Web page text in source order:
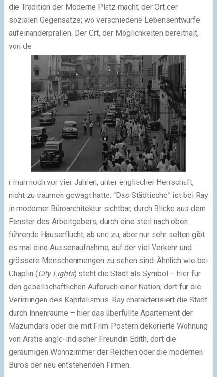
die Tradition der Moderne Platz macht; der Ort der
sozialen Gegensätze; wo verschiedene Lebensentwürfe
aufeinanderprallen. Der Ort, der Möglichkeiten bereithält,
von de
r man noch vor vier Jahren, unter englischer Herrschaft,
nicht zu träumen gewagt hatte. “Das Städtische” ist bei Ray
in moderner Büroarchitektur sichtbar, durch Blicke aus dem
Fenster des Arbeitgebers, durch eine steil nach oben
führende Häuserflucht; ab und zu, aber nur sehr selten gibt
es mal eine Aussenaufnahme, auf der viel Verkehr und
grössere Menschenmengen zu sehen sind. Ähnlich wie bei
Chaplin (City Lights) steht die Stadt als Symbol – hier für
den gesellschaftlichen Aufbruch einer Nation, dort für die
Verirrungen des Kapitalismus. Ray charakterisiert die Stadt
durch Innenräume – hier das überfüllte Apartement der
Mazumdars oder die mit Film-Postern dekorierte Wohnung
von Aratis anglo-indischer Freundin Edith, dort die
geräumigen Wohnzimmer der Reichen oder die modernen
Büros der neu entstehenden Firmen.